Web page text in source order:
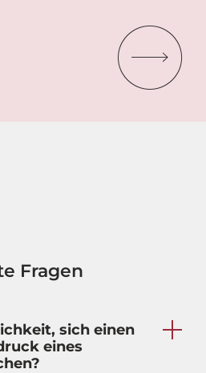
Fragen
sich einen
eines